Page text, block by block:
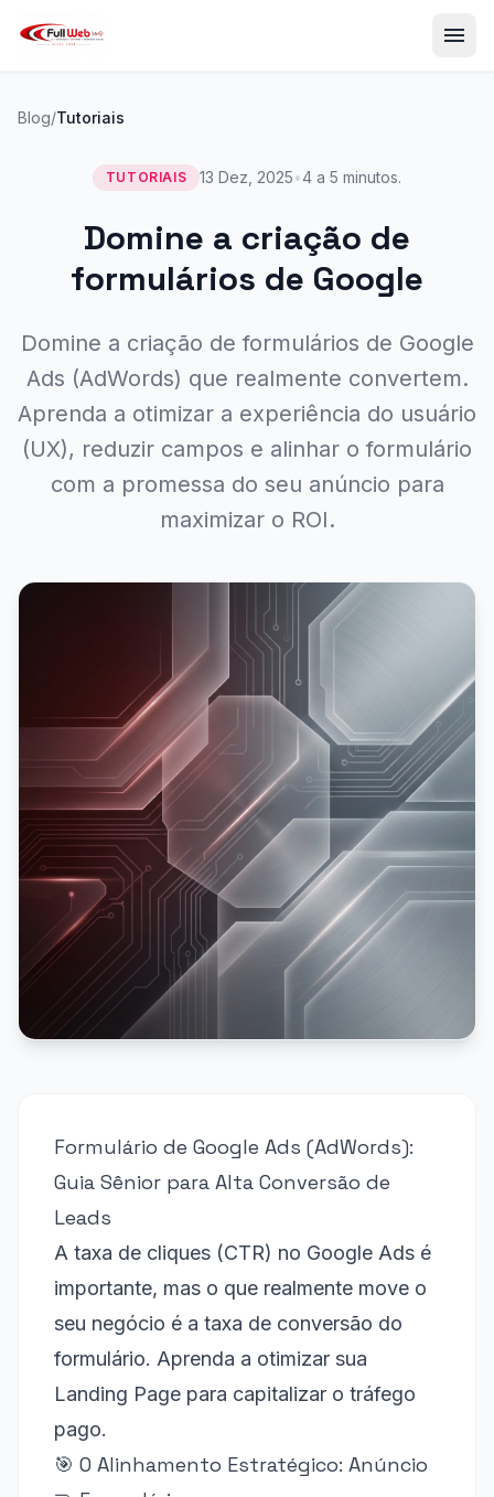
menu
Blog/Tutoriais
TUTORIAIS 13 Dez, 2025•4 a 5 minutos.
Domine a criação de
formulários de Google
Domine a criação de formulários de Google
Ads (AdWords) que realmente convertem.
Aprenda a otimizar a experiência do usuário
(UX), reduzir campos e alinhar o formulário
com a promessa do seu anúncio para
maximizar o ROI.
Formulário de Google Ads (AdWords):
Guia Sênior para Alta Conversão de
Leads
A taxa de cliques (CTR) no Google Ads é
importante, mas o que realmente move o
seu negócio é a taxa de conversão do
formulário. Aprenda a otimizar sua
Landing Page para capitalizar o tráfego
pago.
🎯 O Alinhamento Estratégico: Anúncio